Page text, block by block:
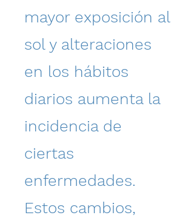
mayor exposición al
sol y alteraciones
en los hábitos
diarios aumenta la
incidencia de
ciertas
enfermedades.
Estos cambios,